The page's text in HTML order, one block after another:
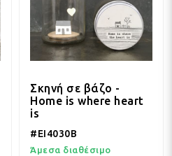
Σκηνή σε βάζο -
Home is where heart
is
#EI4030B
Άμεσα διαθέσιμο